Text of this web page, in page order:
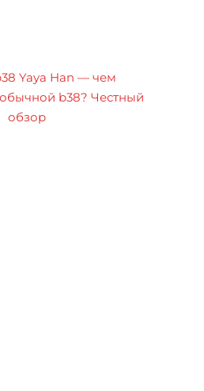
Yaya Han — чем
обычной b38? Честный
обзор